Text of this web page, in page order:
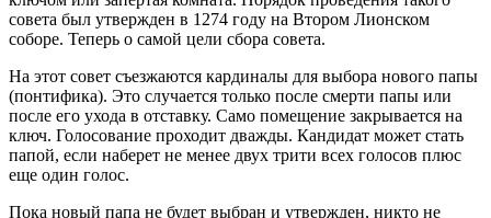
совета был утвержден в 1274 году на Втором Лионском
соборе. Теперь о самой цели сбора совета.
На этот совет съезжаются кардиналы для выбора нового папы
(понтифика). Это случается только после смерти папы или
после его ухода в отставку. Само помещение закрывается на
ключ. Голосование проходит дважды. Кандидат может стать
папой, если наберет не менее двух трити всех голосов плюс
еще один голос.
Пока новый папа не будет выбран и утвержден, никто не